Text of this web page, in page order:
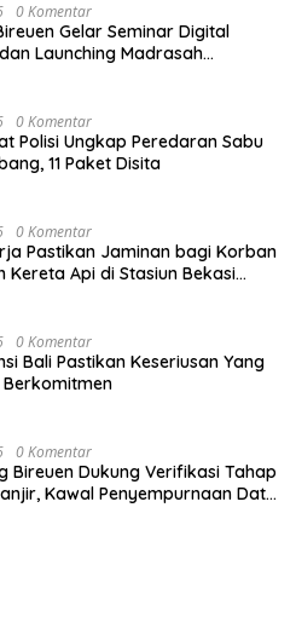
0 Komentar
Gelar Seminar Digital
Launching Madrasah
0 Komentar
Polisi Ungkap Peredaran Sabu
11 Paket Disita
0 Komentar
Pastikan Jaminan bagi Korban
Kereta Api di Stasiun Bekasi
0 Komentar
Bali Pastikan Keseriusan Yang
0 Komentar
Bireuen Dukung Verifikasi Tahap
Kawal Penyempurnaan Data